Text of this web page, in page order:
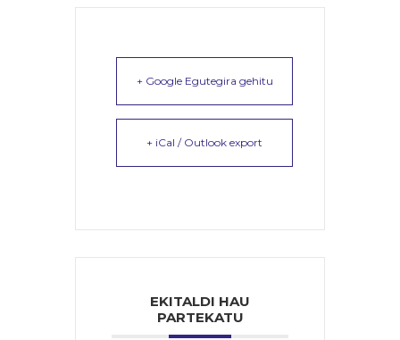
+ Google Egutegira gehitu
+ iCal / Outlook export
EKITALDI HAU
PARTEKATU